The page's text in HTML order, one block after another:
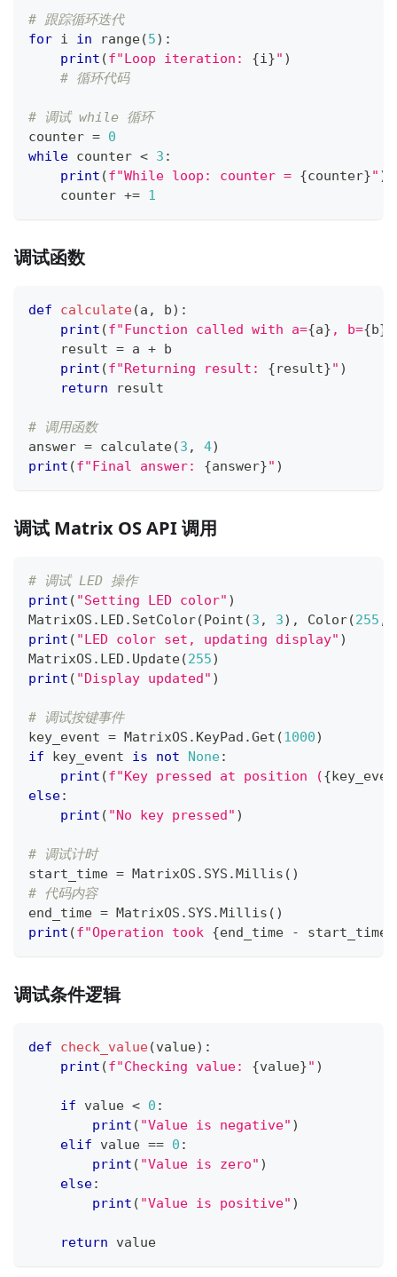
# 跟踪循环迭代
for i in range(5) :
print (f"Loop iteration: {i}" )
# 循环代码
# 调试 while 循环
counter = 0
while counter < 3 :
print (f"While loop: counter = {counter}" )
    counter
+= 1
调试函数
def calculate(a , b) :
print (f"Function called with a={a} , b={b}
    result
= a + b
print (f"Returning result: {result}" )
return result
# 调用函数
answer = calculate(3 , 4)
print (f"Final answer: {answer}" )
调试 Matrix OS API 调用
# 调试 LED 操作
print ( "Setting LED color" )
MatrixOS . LED . SetColor(Point (3 , 3) , Color(255 ,
print ( "LED color set, updating display" )
MatrixOS . LED . Update(255)
print ( "Display updated" )
# 调试按键事件
key_event = MatrixOS . KeyPad .Get (1000)
if key_event is not None:
print (f"Key pressed at position ({
else:
print ( "No key pressed" )
# 调试计时
start_time = MatrixOS . SYS .Millis ( )
# 代码内容
end_time = MatrixOS . SYS .Millis ( )
print (f"Operation took {end_time - start_time
调试条件逻辑
def check_value(value) :
print (f"Checking value: {value}" )
if value < 0 :
print ( "Value is negative" )
elif value == 0 :
print ( "Value is zero" )
else:
print ( "Value is positive" )
return value